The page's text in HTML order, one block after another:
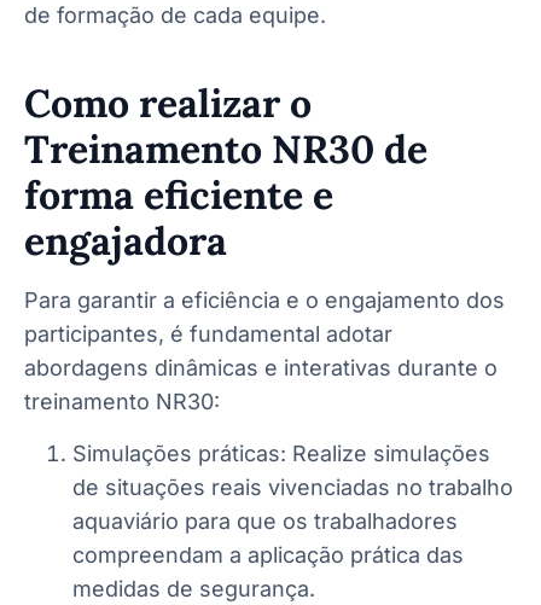
de formação de cada equipe.
Como realizar o
Treinamento NR30 de
forma eficiente e
engajadora
Para garantir a eficiência e o engajamento dos
participantes, é fundamental adotar
abordagens dinâmicas e interativas durante o
treinamento NR30:
Simulações práticas: Realize simulações
de situações reais vivenciadas no trabalho
aquaviário para que os trabalhadores
compreendam a aplicação prática das
medidas de segurança.